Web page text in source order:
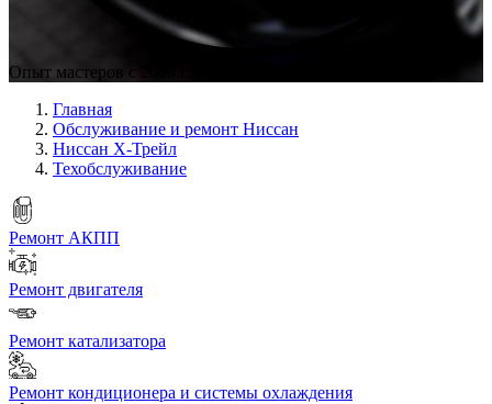
Опыт мастеров с 2009 г.
Главная
Обслуживание и ремонт Ниссан
Ниссан Х-Трейл
Техобслуживание
Ремонт АКПП
Ремонт двигателя
Ремонт катализатора
Ремонт кондиционера и системы охлаждения